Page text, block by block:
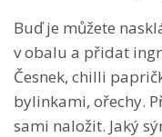
Buď je můžete
v obalu a přidat
Česnek, chilli
bylinkami, ořechy.
sami naložit. Jaký